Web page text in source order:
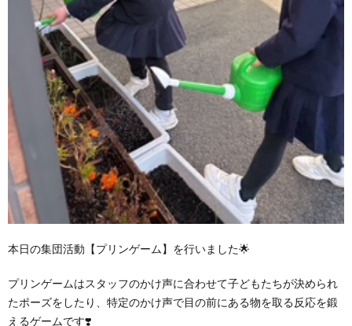
本日の集団活動【プリンゲーム】を行いました🌟
プリンゲームはスタッフのかけ声に合わせて子どもたちが決められ
たポーズをしたり、特定のかけ声で目の前にある物を取る反応を鍛
えるゲームです❣️